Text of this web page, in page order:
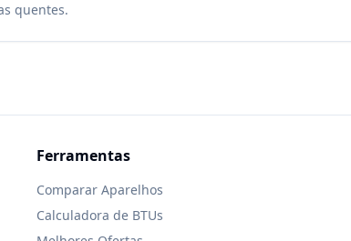
quentes.
Ferramentas
Comparar Aparelhos
Calculadora de BTUs